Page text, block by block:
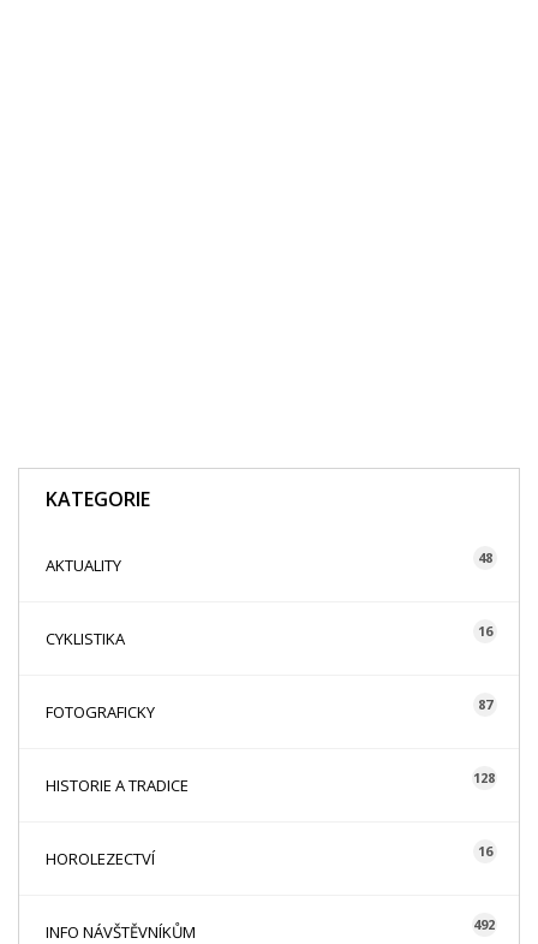
KATEGORIE
AKTUALITY 48
CYKLISTIKA 16
FOTOGRAFICKY 87
HISTORIE A TRADICE 128
HOROLEZECTVÍ 16
INFO NÁVŠTĚVNÍKŮM 492